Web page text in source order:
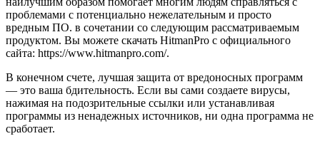
проблемами с потенциально нежелательным и просто
вредным ПО. в сочетании со следующим рассматриваемым
продуктом. Вы можете скачать HitmanPro с официального
сайта: https://www.hitmanpro.com/.
В конечном счете, лучшая защита от вредоносных программ
— это ваша бдительность. Если вы сами создаете вирусы,
нажимая на подозрительные ссылки или устанавливая
программы из ненадежных источников, ни одна программа не
сработает.